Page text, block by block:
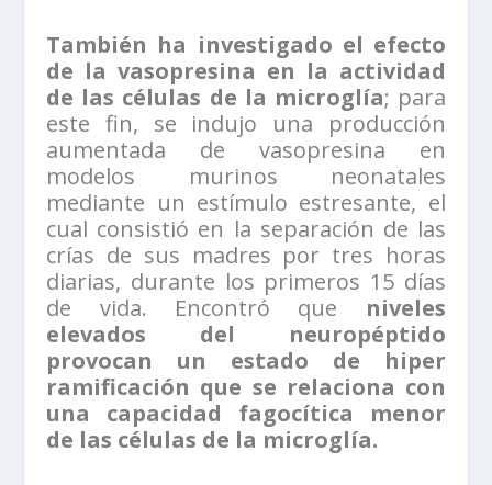
También ha investigado el efecto
de la vasopresina en la actividad
de las células de la microglía; para
este fin, se indujo una producción
aumentada de vasopresina en
modelos murinos neonatales
mediante un estímulo estresante, el
cual consistió en la separación de las
crías de sus madres por tres horas
diarias, durante los primeros 15 días
de vida. Encontró que niveles
elevados del neuropéptido
provocan un estado de hiper
ramificación que se relaciona con
una capacidad fagocítica menor
de las células de la microglía.